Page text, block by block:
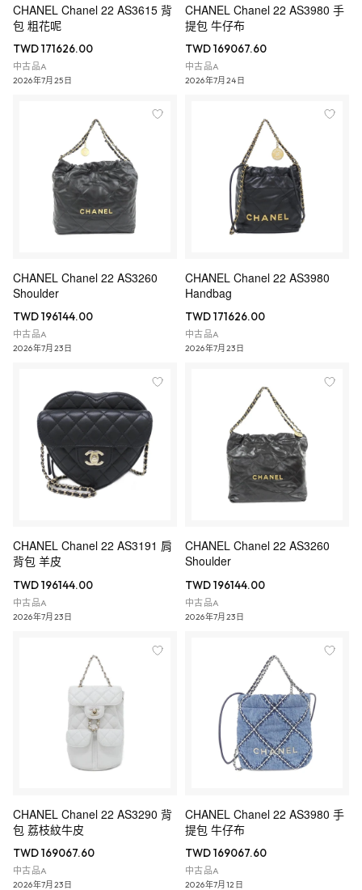
CHANEL Chanel 22 AS3615 背
包 粗花呢
TWD 171626.00
中古品A
2026年7月25日
CHANEL Chanel 22 AS3980 手
提包 牛仔布
TWD 169067.60
中古品A
2026年7月24日
CHANEL Chanel 22 AS3260
Shoulder
TWD 196144.00
中古品A
2026年7月23日
CHANEL Chanel 22 AS3980
Handbag
TWD 171626.00
中古品A
2026年7月23日
CHANEL Chanel 22 AS3191 肩
背包 羊皮
TWD 196144.00
中古品A
2026年7月23日
CHANEL Chanel 22 AS3260
Shoulder
TWD 196144.00
中古品A
2026年7月23日
CHANEL Chanel 22 AS3290 背
包 荔枝紋牛皮
TWD 169067.60
中古品A
2026年7月23日
CHANEL Chanel 22 AS3980 手
提包 牛仔布
TWD 169067.60
中古品A
2026年7月12日